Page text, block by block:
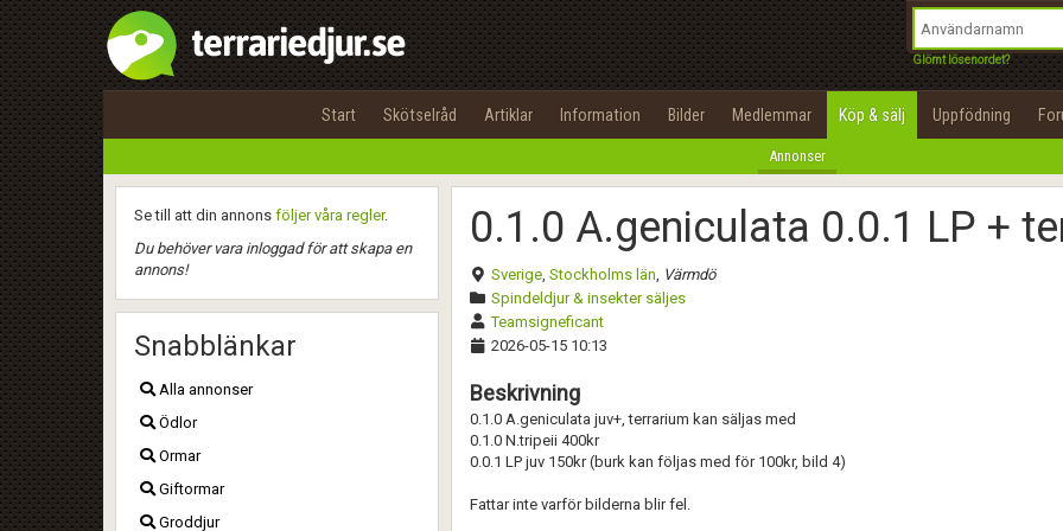
Glömt lösenordet?
Start Skötselråd Artiklar Information Bilder Medlemmar Köp & sälj Uppfödning
Annonser
Se till att din annons följer våra regler.
Du behöver vara inloggad för att skapa en
annons!
Snabblänkar
Alla annonser
Ödlor
Ormar
Giftormar
Groddjur
0.1.0 A.geniculata 0.0.1 LP +
Sverige, Stockholms län, Värmdö
Spindeldjur & insekter säljes
Teamsigneficant
2026-05-15 10:13
Beskrivning
0.1.0 A.geniculata juv+, terrarium kan säljas med
0.1.0 N.tripeii 400kr
0.0.1 LP juv 150kr (burk kan följas med för 100kr, bild 4)
Fattar inte varför bilderna blir fel.
Namn:
Beskrivning:
Alla Positiva Negativa
Spara
Utför
100%
OK
integritetspolicy
Namn:
Epost:
Lösenord:
Terms of Service
Begär nytt lösenord
Tillbaka till förstasidan